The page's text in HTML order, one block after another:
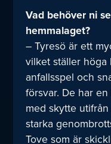
Vad behöver ni
hemmalaget?
– Tyresö är ett
vilket ställer
anfallsspel och
försvar. De har
med skytte
starka
Tove som är